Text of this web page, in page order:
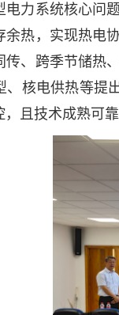
电力系统核心问
余热，实现热电
传、跨季节储热
、核电供热等提
且技术成熟可